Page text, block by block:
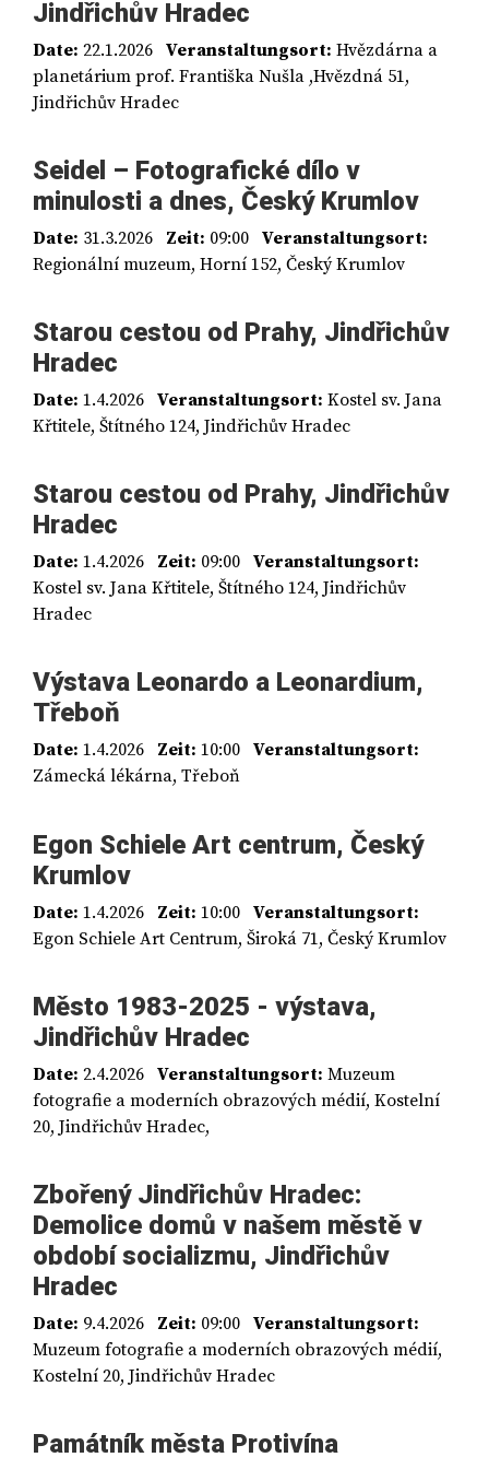
Jindřichův Hradec
Date: 22.1.2026 Veranstaltungsort: Hvězdárna a
planetárium prof. Františka Nušla ,Hvězdná 51,
Jindřichův Hradec
Seidel – Fotografické dílo v
minulosti a dnes, Český Krumlov
Date: 31.3.2026 Zeit: 09:00 Veranstaltungsort:
Regionální muzeum, Horní 152, Český Krumlov
Starou cestou od Prahy, Jindřichův
Hradec
Date: 1.4.2026 Veranstaltungsort: Kostel sv. Jana
Křtitele, Štítného 124, Jindřichův Hradec
Starou cestou od Prahy, Jindřichův
Hradec
Date: 1.4.2026 Zeit: 09:00 Veranstaltungsort:
Kostel sv. Jana Křtitele, Štítného 124, Jindřichův
Hradec
Výstava Leonardo a Leonardium,
Třeboň
Date: 1.4.2026 Zeit: 10:00 Veranstaltungsort:
Zámecká lékárna, Třeboň
Egon Schiele Art centrum, Český
Krumlov
Date: 1.4.2026 Zeit: 10:00 Veranstaltungsort:
Egon Schiele Art Centrum, Široká 71, Český Krumlov
Město 1983-2025 - výstava,
Jindřichův Hradec
Date: 2.4.2026 Veranstaltungsort: Muzeum
fotografie a moderních obrazových médií, Kostelní
20, Jindřichův Hradec,
Zbořený Jindřichův Hradec:
Demolice domů v našem městě v
období socializmu, Jindřichův
Hradec
Date: 9.4.2026 Zeit: 09:00 Veranstaltungsort:
Muzeum fotografie a moderních obrazových médií,
Kostelní 20, Jindřichův Hradec
Památník města Protivína